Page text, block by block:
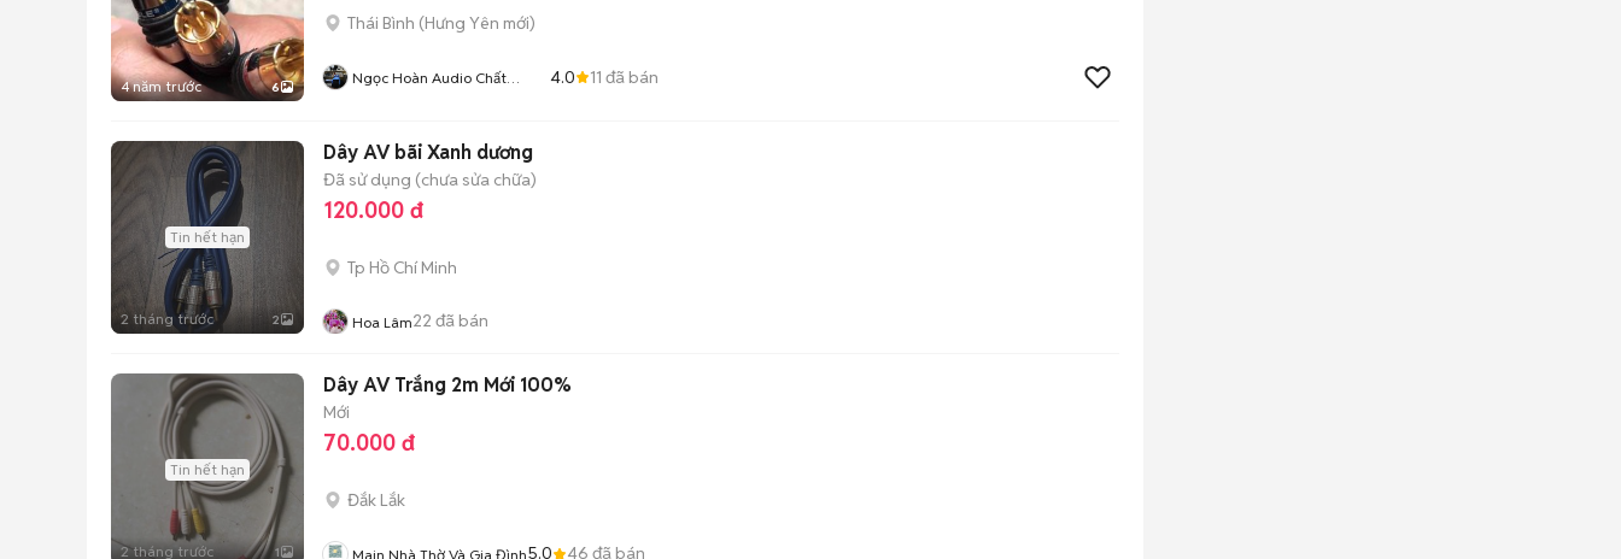
4 năm trước 6
Thái Bình (Hưng Yên mới)
Ngọc Hoàn Audio Chất
4.0 11 đã bán
Tin hết hạn
2 tháng trước 2
Dây AV bãi Xanh dương
Đã sử dụng (chưa sửa chữa)
120.000 đ
Tp Hồ Chí Minh
Hoa Lâm22 đã bán
Tin hết hạn
2 tháng trước 1
Dây AV Trắng 2m Mới 100%
Mới
70.000 đ
Đắk Lắk
Main Nhà Thờ Và Gia Đình5.0 46 đã bán